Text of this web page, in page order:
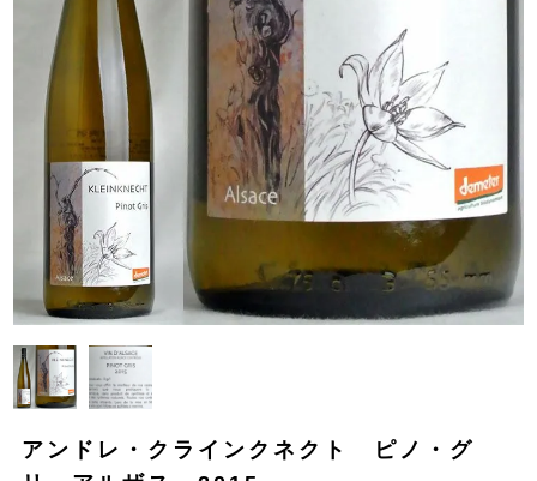
アンドレ・クラインクネクト ピノ・グ